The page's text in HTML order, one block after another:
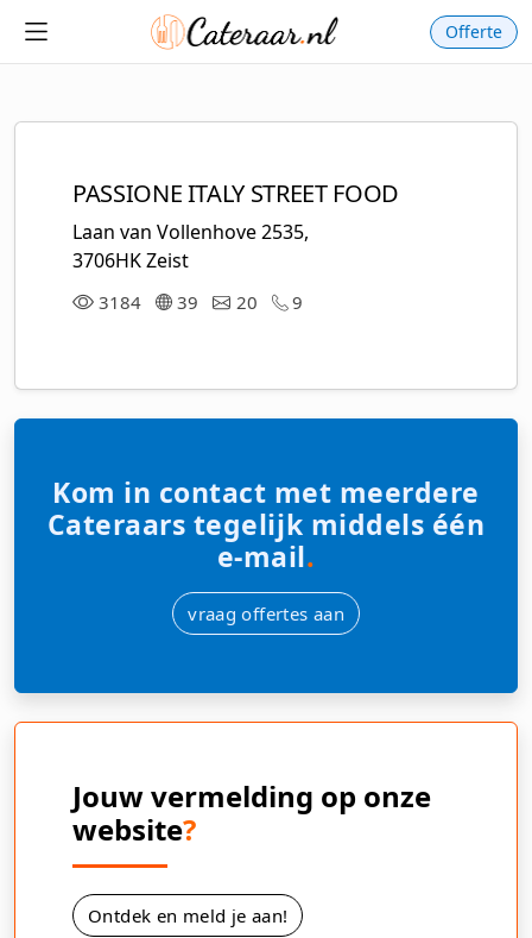
Offerte
PASSIONE ITALY STREET FOOD
Laan van Vollenhove 2535,
3706HK Zeist
3184 39 20 9
Kom in contact met meerdere
Cateraars tegelijk middels één
e-mail.
vraag offertes aan
Jouw vermelding op onze
website?
Ontdek en meld je aan!